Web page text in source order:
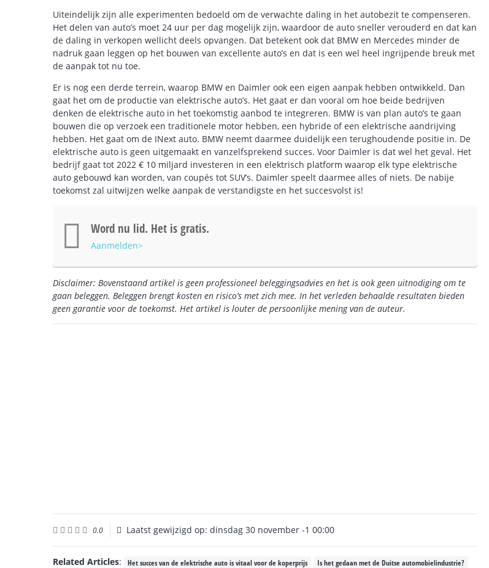
Uiteindelijk zijn alle experimenten bedoeld om de verwachte daling in het autobezit te compenseren.
Het delen van auto’s moet 24 uur per dag mogelijk zijn, waardoor de auto sneller verouderd en dat kan
de daling in verkopen wellicht deels opvangen. Dat betekent ook dat BMW en Mercedes minder de
nadruk gaan leggen op het bouwen van excellente auto’s en dat is een wel heel ingrijpende breuk met
de aanpak tot nu toe.
Er is nog een derde terrein, waarop BMW en Daimler ook een eigen aanpak hebben ontwikkeld. Dan
gaat het om de productie van elektrische auto’s. Het gaat er dan vooral om hoe beide bedrijven
denken de elektrische auto in het toekomstig aanbod te integreren. BMW is van plan auto’s te gaan
bouwen die op verzoek een traditionele motor hebben, een hybride of een elektrische aandrijving
hebben. Het gaat om de INext auto. BMW neemt daarmee duidelijk een terughoudende positie in. De
elektrische auto is geen uitgemaakt en vanzelfsprekend succes. Voor Daimler is dat wel het geval. Het
bedrijf gaat tot 2022 € 10 miljard investeren in een elektrisch platform waarop elk type elektrische
auto gebouwd kan worden, van coupés tot SUV’s. Daimler speelt daarmee alles of niets. De nabije
toekomst zal uitwijzen welke aanpak de verstandigste en het succesvolst is!
Word nu lid. Het is gratis.
Aanmelden>
Disclaimer: Bovenstaand artikel is geen professioneel beleggingsadvies en het is ook geen uitnodiging om te
gaan beleggen. Beleggen brengt kosten en risico’s met zich mee. In het verleden behaalde resultaten bieden
geen garantie voor de toekomst. Het artikel is louter de persoonlijke mening van de auteur.
0.0 Laatst gewijzigd op: dinsdag 30 november -1 00:00
Related Articles: Het succes van de elektrische auto is vitaal voor de koperprijs Is het gedaan met de Duitse automobielindustrie?